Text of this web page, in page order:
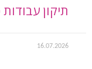
תיקון
16.07.2026